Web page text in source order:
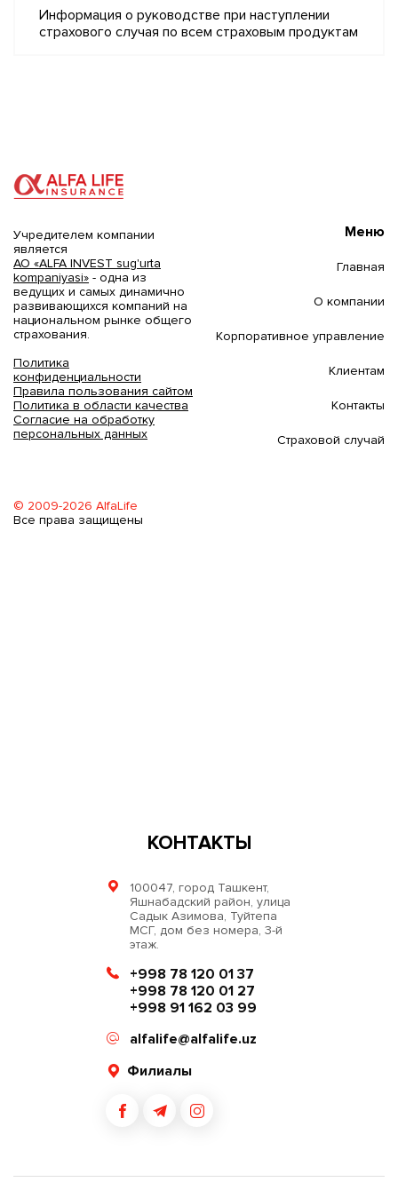
Информация о руководстве при наступлении
страхового случая по всем страховым продуктам
Учредителем компании
является
АО «ALFA INVEST sug'urta
kompaniyasi» - одна из
ведущих и самых динамично
развивающихся компаний на
национальном рынке общего
страхования.
Политика
конфиденциальности
Правила пользования сайтом
Политика в области качества
Согласие на обработку
персональных данных
© 2009-2026 AlfaLife
Все права защищены
Меню
Главная
О компании
Корпоративное управление
Клиентам
Контакты
Страховой случай
КОНТАКТЫ
100047, город Ташкент,
Яшнабадский район, улица
Садык Азимова, Туйтепа
МСГ, дом без номера, 3-й
этаж.
+998 78 120 01 37
+998 78 120 01 27
+998 91 162 03 99
alfalife@alfalife.uz
Филиалы